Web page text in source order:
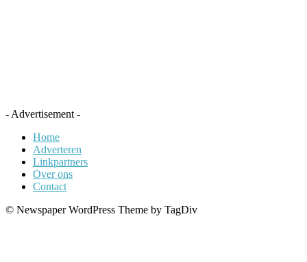
- Advertisement -
Home
Adverteren
Linkpartners
Over ons
Contact
© Newspaper WordPress Theme by TagDiv